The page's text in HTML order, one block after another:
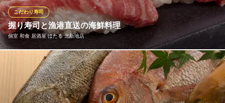
コース料理をごゆっくりお楽しみください。
北新地 壱信
ＪＲ東西線北新地駅 徒歩3分
大阪府大阪市北区曾根崎新地1-6-4 日宝ラフォーレ北新地3F
握り寿司と漁港直送の海鮮料理
個室 和食 居酒屋 ほたる 北新地店
こだわり寿司
すし職人が握る「握り寿司」が大人気！また、漁港から毎日届く
新鮮な海鮮の鉄板焼き＆炙り焼き＆煮物もおすすめです。 中ト
ロ、うなぎ、ウニ、イクラ、鯛、サーモン、カンパチなど種類豊
富にご用意しております。